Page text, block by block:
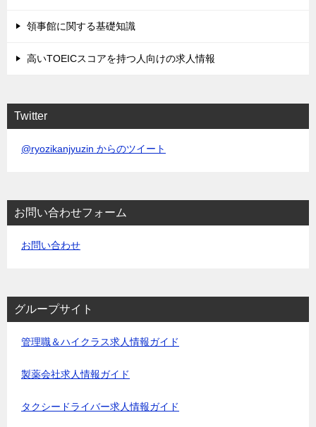
領事館に関する基礎知識
高いTOEICスコアを持つ人向けの求人情報
Twitter
@ryozikanjyuzin からのツイート
お問い合わせフォーム
お問い合わせ
グループサイト
管理職＆ハイクラス求人情報ガイド
製薬会社求人情報ガイド
タクシードライバー求人情報ガイド